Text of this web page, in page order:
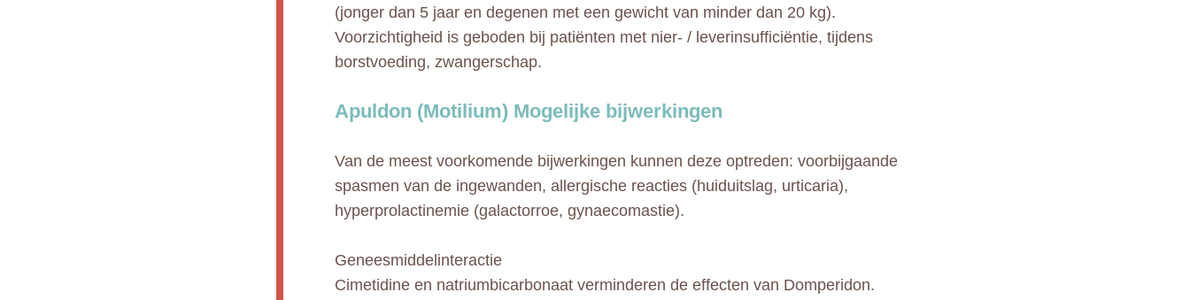
(jonger dan 5 jaar en degenen met een gewicht van minder dan 20 kg).
Voorzichtigheid is geboden bij patiënten met nier- / leverinsufficiëntie, tijdens
borstvoeding, zwangerschap.
Apuldon (Motilium) Mogelijke bijwerkingen
Van de meest voorkomende bijwerkingen kunnen deze optreden: voorbijgaande
spasmen van de ingewanden, allergische reacties (huiduitslag, urticaria),
hyperprolactinemie (galactorroe, gynaecomastie).
Geneesmiddelinteractie
Cimetidine en natriumbicarbonaat verminderen de effecten van Domperidon.